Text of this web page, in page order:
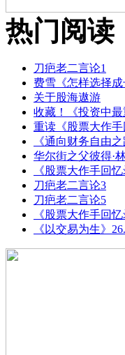
热门阅读
刀疤老二言论1
费雪《怎样选择
关于股海遨游
收藏！《投资中
重读《股票大作手
《通向财务自由
华尔街之父彼得·
《股票大作手回
刀疤老二言论3
刀疤老二言论5
《股票大作手回
《以交易为生》